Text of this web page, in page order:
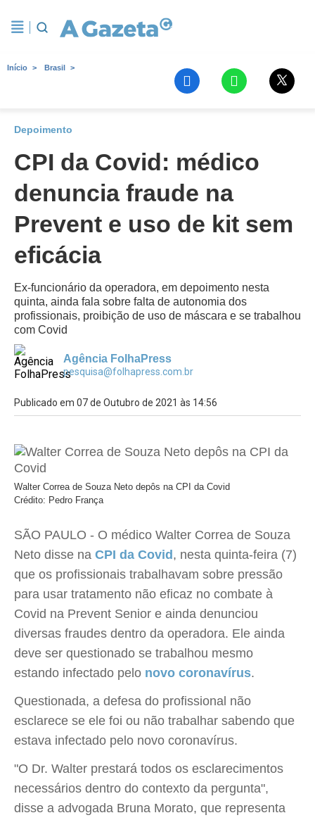
Início Brasil
Depoimento
CPI da Covid: médico
denuncia fraude na
Prevent e uso de kit sem
eficácia
Ex-funcionário da operadora, em depoimento nesta
quinta, ainda fala sobre falta de autonomia dos
profissionais, proibição de uso de máscara e se trabalhou
com Covid
Agência FolhaPress
pesquisa@folhapress.com.br
Publicado em 07 de Outubro de 2021 às 14:56
Walter Correa de Souza Neto depôs na CPI da Covid
Crédito: Pedro França
SÃO PAULO - O médico Walter Correa de Souza
Neto disse na CPI da Covid , nesta quinta-feira (7)
que os profissionais trabalhavam sobre pressão
para usar tratamento não eficaz no combate à
Covid na Prevent Senior e ainda denunciou
diversas fraudes dentro da operadora. Ele ainda
deve ser questionado se trabalhou mesmo
estando infectado pelo novo coronavírus.
Questionada, a defesa do profissional não
esclarece se ele foi ou não trabalhar sabendo que
estava infectado pelo novo coronavírus.
"O Dr. Walter prestará todos os esclarecimentos
necessários dentro do contexto da pergunta",
disse a advogada Bruna Morato, que representa